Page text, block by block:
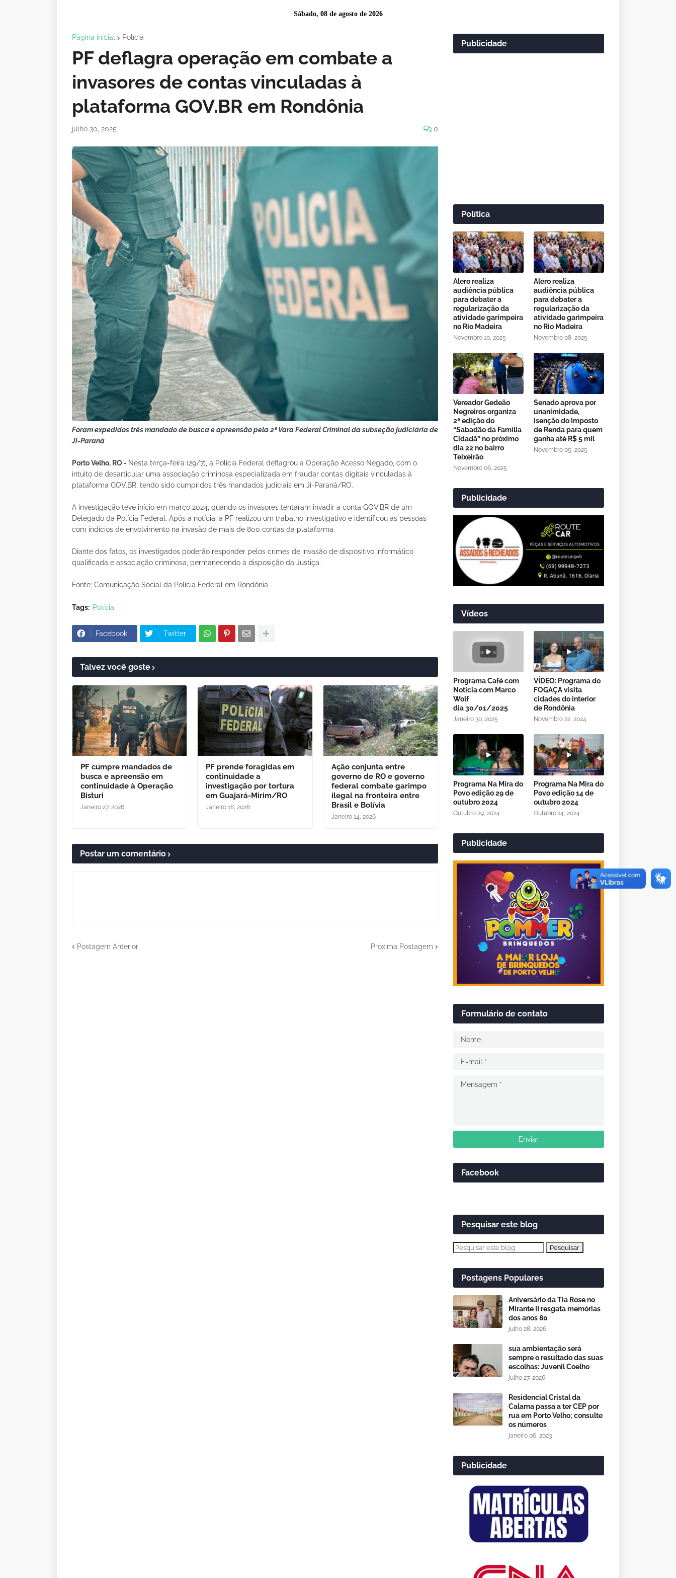
Sábado, 08 de agosto de 2026
Página inicial Polícia
PF deflagra operação em combate a
invasores de contas vinculadas à
plataforma GOV.BR em Rondônia
julho 30, 2025 0
Foram expedidos três mandado de busca e apreensão pela 2ª Vara Federal Criminal da subseção judiciária de
Ji-Paraná
Porto Velho, RO - Nesta terça-feira (29/7), a Polícia Federal deflagrou a Operação Acesso Negado, com o
intuito de desarticular uma associação criminosa especializada em fraudar contas digitais vinculadas à
plataforma GOV.BR, tendo sido cumpridos três mandados judiciais em Ji-Paraná/RO.
A investigação teve início em março 2024, quando os invasores tentaram invadir a conta GOV.BR de um
Delegado da Polícia Federal. Após a notícia, a PF realizou um trabalho investigativo e identificou as pessoas
com indícios de envolvimento na invasão de mais de 800 contas da plataforma.
Diante dos fatos, os investigados poderão responder pelos crimes de invasão de dispositivo informático
qualificada e associação criminosa, permanecendo à disposição da Justiça.
Fonte: Comunicação Social da Polícia Federal em Rondônia
Tags: Polícia
Facebook Twitter
Talvez você goste
PF cumpre mandados de
busca e apreensão em
continuidade à Operação
Bisturi
Janeiro 27, 2026
PF prende foragidas em
continuidade a
investigação por tortura
em Guajará-Mirim/RO
Janeiro 18, 2026
Ação conjunta entre
governo de RO e governo
federal combate garimpo
ilegal na fronteira entre
Brasil e Bolívia
Janeiro 14, 2026
Postar um comentário
Postagem Anterior Próxima Postagem
Publicidade
Política
Alero realiza
audiência pública
para debater a
regularização da
atividade garimpeira
no Rio Madeira
Novembro 10, 2025
Alero realiza
audiência pública
para debater a
regularização da
atividade garimpeira
no Rio Madeira
Novembro 08, 2025
Vereador Gedeão
Negreiros organiza
2ª edição do
“Sabadão da Família
Cidadã” no próximo
dia 22 no bairro
Teixeirão
Novembro 06, 2025
Senado aprova por
unanimidade,
isenção do Imposto
de Renda para quem
ganha até R$ 5 mil
Novembro 05, 2025
Publicidade
Vídeos
Programa Café com
Notícia com Marco
Wolf
dia 30/01/2025
Janeiro 30, 2025
VÍDEO: Programa do
FOGAÇA visita
cidades do interior
de Rondônia
Novembro 22, 2024
Programa Na Mira do
Povo edição 29 de
outubro 2024
Outubro 29, 2024
Programa Na Mira do
Povo edição 14 de
outubro 2024
Outubro 14, 2024
Publicidade
Formulário de contato
Facebook
Pesquisar este blog
Postagens Populares
Aniversário da Tia Rose no
Mirante II resgata memórias
dos anos 80
julho 28, 2026
sua ambientação será
sempre o resultado das suas
escolhas: Juvenil Coelho
julho 27, 2026
Residencial Cristal da
Calama passa a ter CEP por
rua em Porto Velho; consulte
os números
janeiro 06, 2023
Publicidade